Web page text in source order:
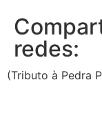
redes:
(Tributo à Pedra